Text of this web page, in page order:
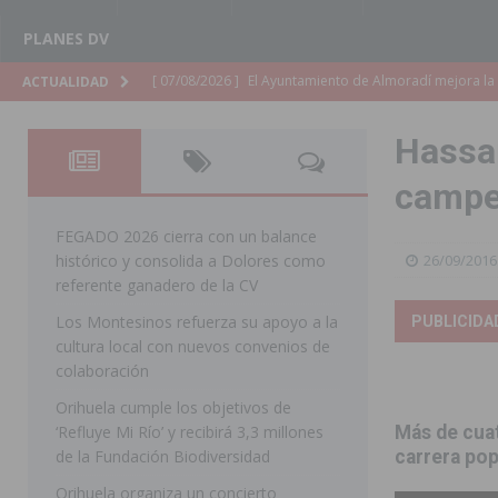
PLANES DV
ACTUALIDAD [ 07/08/2026 ] El Ayuntamiento de Almoradí mejora
[ 07/08/2026 ]
Educación destina 1,2 millones
[ 07/08/2026 ] La Policía Nacional desarticula un
clonación de llaves electrónicas
[ 07/08/2026 ] Torrevieja impulsa el empleo con la
[ 07/08/2026 ] Raiguero de Bonanza alerta del
[ 07/08/2026 ]
La Generalitat impulsa el
[ 07/08/2026 ] Benferri ya se prepara para dar
26/09/2016
Más de
carrera
FEGADO 2026 cierra con un balance
histórico y consolida a Dolores como
referente ganadero de la CV
Los Montesinos refuerza su apoyo a la
cultura local con nuevos convenios de
colaboración
Orihuela cumple los objetivos de
‘Refluye Mi Río’ y recibirá 3,3 millones
de la Fundación Biodiversidad
Orihuela organiza un concierto